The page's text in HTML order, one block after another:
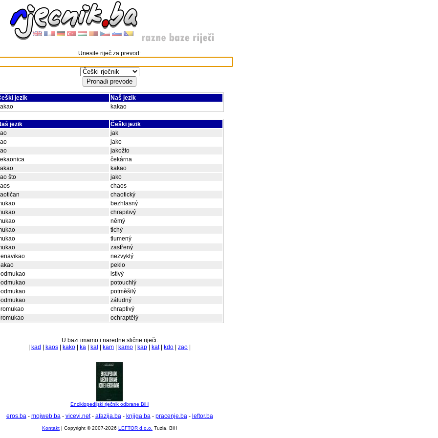
Unesite riječ za prevod:
jezik
Naš jezik
kakao
jezik
Češki jezik
jak
jako
jakožto
čekárna
kakao
što
jako
chaos
chaotický
bezhlasný
chrapitivý
němý
tichý
tlumený
zastřený
nezvyklý
peklo
istivý
potouchlý
potměšilý
záludný
chraptivý
ochraptělý
U bazi imamo i naredne slične riječi:
kad kaos kako ka kal kam kamo kap kat| kdo zao
Enciklopedijski rječnik odbrane BiH
eros.ba- mojweb.ba- vicevi.net- afazija.ba- knjiga.ba- pracenje.ba- leftor.ba
Kontakt | Copyright © 2007-2026 LEFTOR d.o.o. Tuzla, BiH